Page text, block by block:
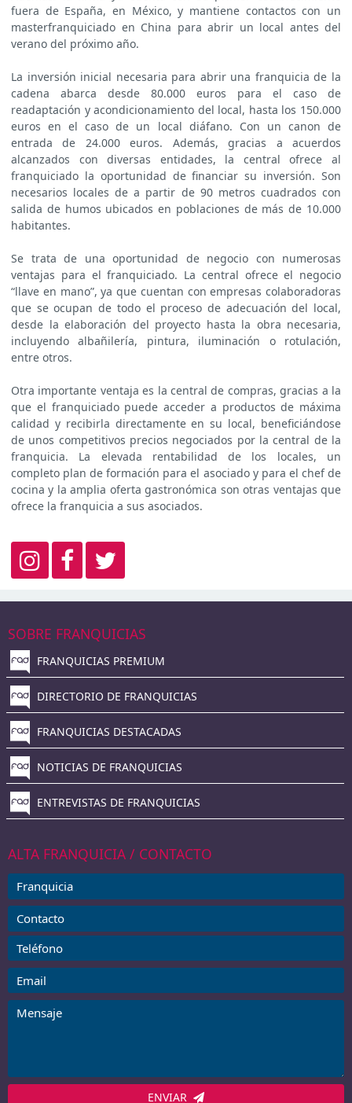
fuera de España, en México, y mantiene contactos con un
masterfranquiciado en China para abrir un local antes del
verano del próximo año.
La inversión inicial necesaria para abrir una franquicia de la
cadena abarca desde 80.000 euros para el caso de
readaptación y acondicionamiento del local, hasta los 150.000
euros en el caso de un local diáfano. Con un canon de
entrada de 24.000 euros. Además, gracias a acuerdos
alcanzados con diversas entidades, la central ofrece al
franquiciado la oportunidad de financiar su inversión. Son
necesarios locales de a partir de 90 metros cuadrados con
salida de humos ubicados en poblaciones de más de 10.000
habitantes.
Se trata de una oportunidad de negocio con numerosas
ventajas para el franquiciado. La central ofrece el negocio
“llave en mano”, ya que cuentan con empresas colaboradoras
que se ocupan de todo el proceso de adecuación del local,
desde la elaboración del proyecto hasta la obra necesaria,
incluyendo albañilería, pintura, iluminación o rotulación,
entre otros.
Otra importante ventaja es la central de compras, gracias a la
que el franquiciado puede acceder a productos de máxima
calidad y recibirla directamente en su local, beneficiándose
de unos competitivos precios negociados por la central de la
franquicia. La elevada rentabilidad de los locales, un
completo plan de formación para el asociado y para el chef de
cocina y la amplia oferta gastronómica son otras ventajas que
ofrece la franquicia a sus asociados.
SOBRE FRANQUICIAS
FRANQUICIAS PREMIUM
DIRECTORIO DE FRANQUICIAS
FRANQUICIAS DESTACADAS
NOTICIAS DE FRANQUICIAS
ENTREVISTAS DE FRANQUICIAS
ALTA FRANQUICIA / CONTACTO
ENVIAR